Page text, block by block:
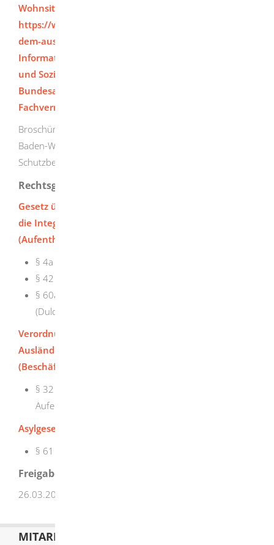
Wohnsitz im Ausland)
https://www.arbeitsagentur.de/fuer-menschen-aus-
dem-ausland
Informationen des Bundesministeriums für Arbeit
und Soziales zur Arbeitsförderung
Bundesagentur für Arbeit: Zentrale Auslands- und
Fachvermittlung (ZAV)
Broschüre des Ministeriums der Justiz und für Migration
Baden-Württemberg: Beschäftigung von Asylbewerbern,
Schutzberechtigten und ausreisepflichtigen Ausländern
Rechtsgrundlage
Gesetz über den Aufenthalt, die Erwerbstätigkeit und
die Integration von Ausländern im Bundesgebiet
(Aufenthaltsgesetz - AufenthG):
§ 4a Zugang zur Erwerbstätigkeit
§ 42 Verordnungsermächtigung und Weisungsrecht
§ 60a Vorübergehende Ausstezung der Abschiebung
(Duldung)
Verordnung über die Beschäftigung von
Ausländerinnen und Ausländern
(Beschäftigungsverordnung - BeschV):
§ 32 Beschäftigung von Personen mit Duldung oder
Aufenthaltsgestattung
Asylgesetz (AsylG):
§ 61 Erwerbstätigkeit
Freigabevermerk
26.03.2026 Justizministerium Baden-Württemberg
MITARBEITERLISTE